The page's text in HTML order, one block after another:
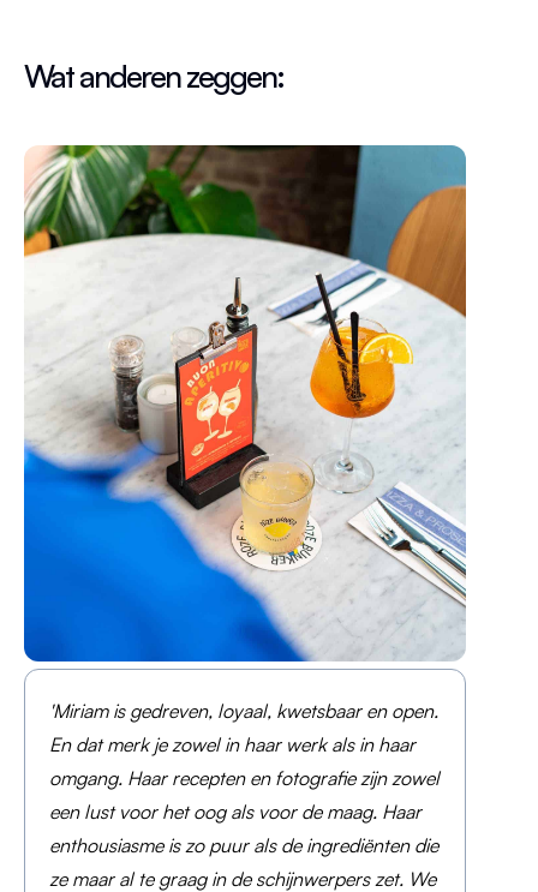
Wat anderen zeggen:
'Miriam is gedreven, loyaal, kwetsbaar en open.
En dat merk je zowel in haar werk als in haar
omgang. Haar recepten en fotografie zijn zowel
een lust voor het oog als voor de maag. Haar
enthousiasme is zo puur als de ingrediënten die
ze maar al te graag in de schijnwerpers zet. We